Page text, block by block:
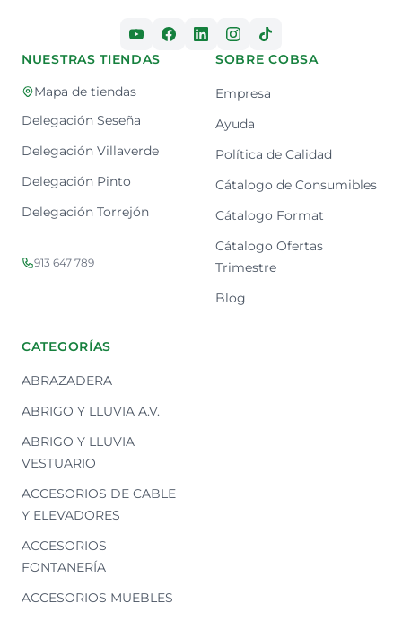
NUESTRAS TIENDAS
Mapa de tiendas
Delegación Seseña
Delegación Villaverde
Delegación Pinto
Delegación Torrejón
913 647 789
SOBRE COBSA
Empresa
Ayuda
Política de Calidad
Cátalogo de Consumibles
Cátalogo Format
Cátalogo Ofertas
Trimestre
Blog
CATEGORÍAS
ABRAZADERA
ABRIGO Y LLUVIA A.V.
ABRIGO Y LLUVIA
VESTUARIO
ACCESORIOS DE CABLE
Y ELEVADORES
ACCESORIOS
FONTANERÍA
ACCESORIOS MUEBLES